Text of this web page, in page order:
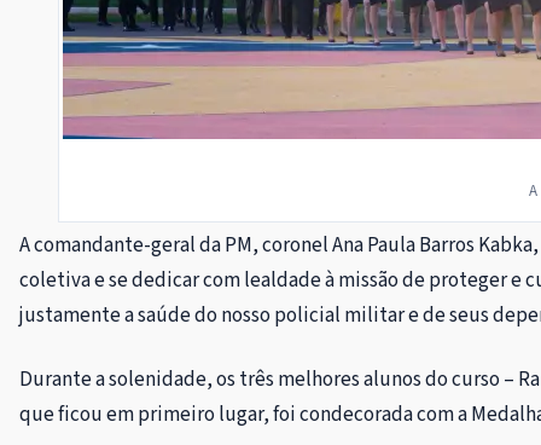
A comandante-geral da PM, coronel Ana Paula Barros
coletiva e se dedicar com lealdade à missão de proteger e
justamente a saúde do nosso policial militar e de seus
Durante a solenidade, os três melhores alunos do curso –
que ficou em primeiro lugar, foi condecorada com a